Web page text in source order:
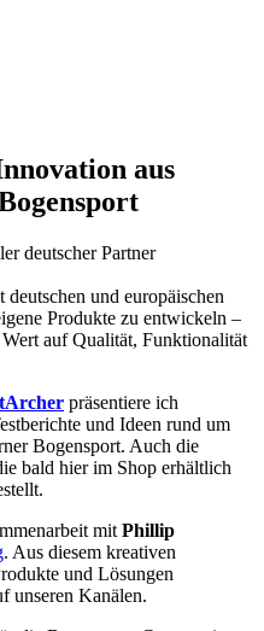
aus
deutscher Partner
und europäischen
Produkte zu entwickeln –
auf Qualität, Funktionalität
präsentiere ich
und Ideen rund um
Bogensport. Auch die
bald hier im Shop erhältlich
mit Phillip
. Aus diesem kreativen
und Lösungen
unseren Kanälen.